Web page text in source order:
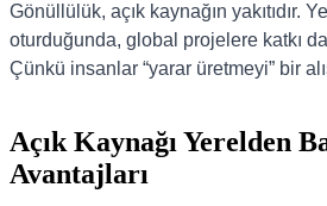
Gönüllülük, açık kaynağın yakıtıdır.
oturduğunda, global projelere katkı
Çünkü insanlar “yarar üretmeyi” bir
Açık Kaynağı Yerelden
Avantajları